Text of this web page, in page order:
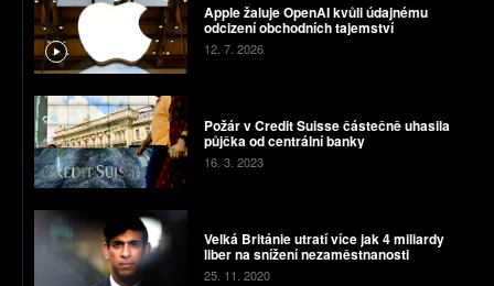
Apple žaluje OpenAI kvůli údajnému
odcizení obchodních tajemství
12. 7. 2026
Požár v Credit Suisse částečně uhasila
půjčka od centrální banky
16. 3. 2023
Velká Británie utratí více jak 4 miliardy
liber na snížení nezaměstnanosti
25. 11. 2020